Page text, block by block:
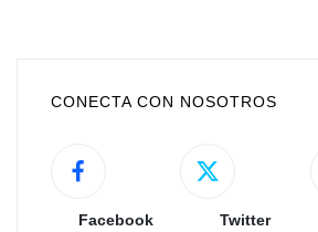
CONECTA CON NOSOTROS
Facebook Twitter